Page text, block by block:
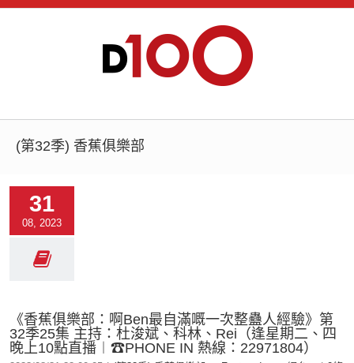
(第32季) 香蕉俱樂部
31
08, 2023
《香蕉俱樂部：啊Ben最自滿嘅一次整蠱人經驗》第
32季25集 主持：杜浚斌、科林、Rei（逢星期二、四
晚上10點直播︱☎PHONE IN 熱線：22971804）